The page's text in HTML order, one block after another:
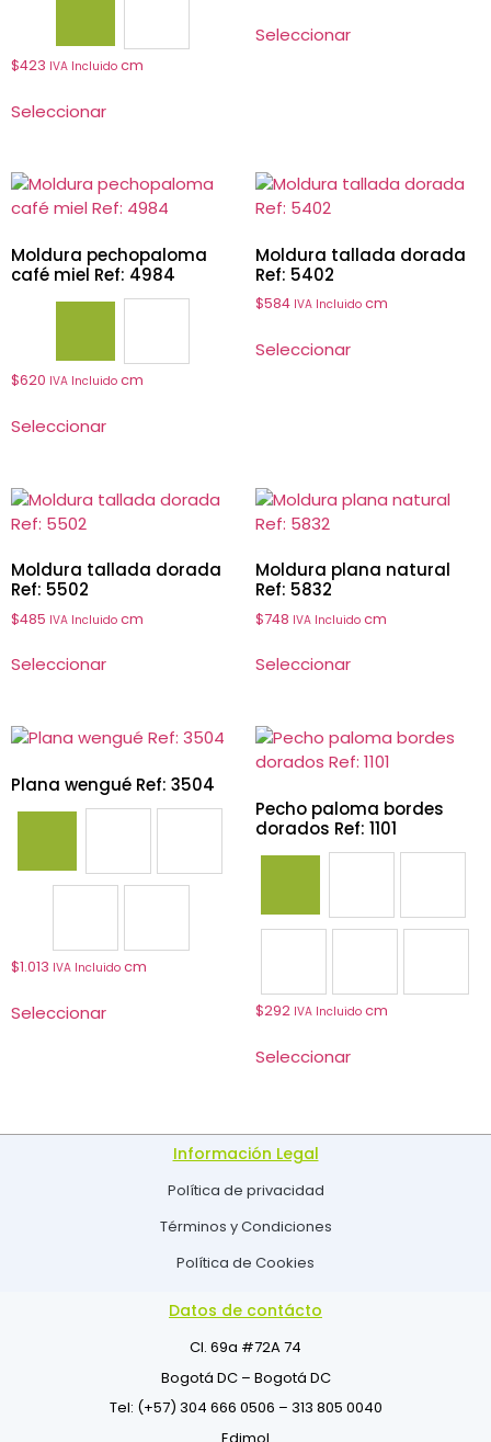
$423 IVA Incluido cm
Seleccionar
Seleccionar
Moldura pechopaloma
café miel Ref: 4984
$620 IVA Incluido cm
Seleccionar
Moldura tallada dorada
Ref: 5402
$584 IVA Incluidocm
Seleccionar
Moldura tallada dorada
Ref: 5502
$485 IVA Incluido cm
Seleccionar
Moldura plana natural
Ref: 5832
$748 IVA Incluidocm
Seleccionar
Plana wengué Ref: 3504
$1.013 IVA Incluido cm
Seleccionar
Pecho paloma bordes
dorados Ref: 1101
$292 IVA Incluidocm
Seleccionar
Información Legal
Política de privacidad
Términos y Condiciones
Política de Cookies
Datos de contácto
Cl. 69a #72A 74
Bogotá DC – Bogotá DC
Tel: (+57) 304 666 0506 – 313 805 0040
Edimol